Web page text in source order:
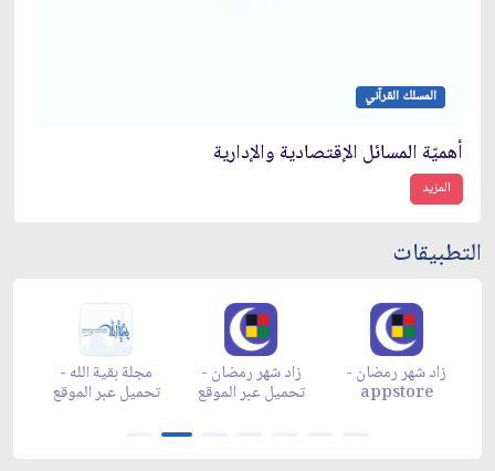
المسلك القرآني
أهميّة المسائل الإقتصادية والإدارية
المزيد
التطبيقات
زاد شهر رمضان -
تحميل عبر الموقع
زاد شهر رمضان -
appstore
زاد شهر رمضان -
appgallery